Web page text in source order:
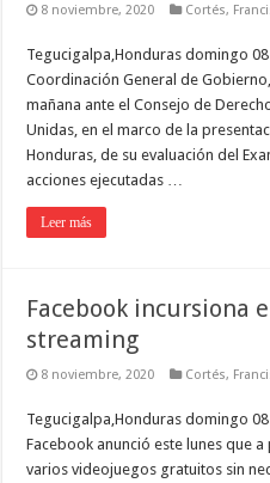
8 noviembre, 2020 Cortés,
Tegucigalpa,Honduras domingo
Coordinación General de
mañana ante el Consejo de
Unidas, en el marco de la
Honduras, de su evaluación del
acciones ejecutadas …
Leer más
Facebook incursiona
streaming
8 noviembre, 2020 Cortés,
Tegucigalpa,Honduras domingo
Facebook anunció este lunes que
varios videojuegos gratuitos sin